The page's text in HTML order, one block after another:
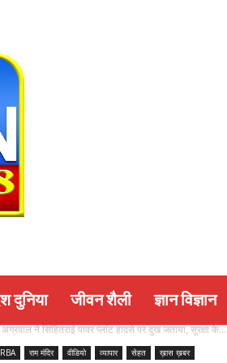
दुनिया जीवन शैली ज्ञान विज्ञान
ने सिंहितराई पावर प्लांट हादसे पर दुख जताया, सुरक्षा के...
राम मंदिर वीडियो व्यापार सेहत ख़ास ख़बर